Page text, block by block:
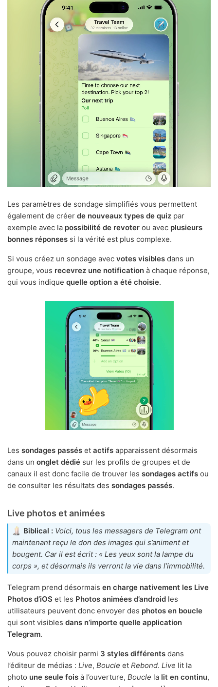
Les paramètres de sondage simplifiés vous permettent
également de créer de nouveaux types de quiz par
exemple avec la possibilité de revoter ou avec plusieurs
bonnes réponses si la vérité est plus complexe.
Si vous créez un sondage avec votes visibles dans un
groupe, vous recevrez une notification à chaque réponse,
qui vous indique quelle option a été choisie.
Les sondages passés et actifs apparaissent désormais
dans un onglet dédié sur les profils de groupes et de
canaux il est donc facile de trouver les sondages actifs ou
de consulter les résultats des sondages passés.
Live photos et animées
Biblical : Voici, tous les messagers de Telegram ont
maintenant reçu le don des images qui s’animent et
bougent. Car il est écrit : « Les yeux sont la lampe du
corps », et désormais ils verront la vie dans l’immobilité.
Telegram prend désormais en charge nativement les Live
Photos d’iOS et les Photos animées d’android les
utilisateurs peuvent donc envoyer des photos en boucle
qui sont visibles dans n’importe quelle application
Telegram.
Vous pouvez choisir parmi 3 styles différents dans
l’éditeur de médias : Live, Boucle et Rebond. Live lit la
photo une seule fois à l’ouverture, Boucle la lit en continu,